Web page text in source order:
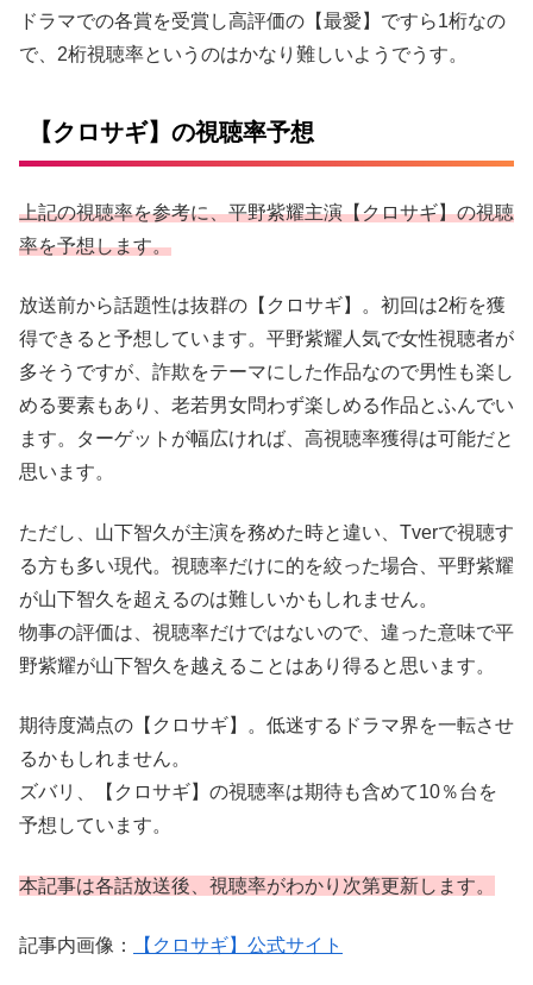
ドラマでの各賞を受賞し高評価の【最愛】ですら1桁なの
で、2桁視聴率というのはかなり難しいようでうす。
【クロサギ】の視聴率予想
上記の視聴率を参考に、平野紫耀主演【クロサギ】の視聴
率を予想します。
放送前から話題性は抜群の【クロサギ】。初回は2桁を獲
得できると予想しています。平野紫耀人気で女性視聴者が
多そうですが、詐欺をテーマにした作品なので男性も楽し
める要素もあり、老若男女問わず楽しめる作品とふんでい
ます。ターゲットが幅広ければ、高視聴率獲得は可能だと
思います。
ただし、山下智久が主演を務めた時と違い、Tverで視聴す
る方も多い現代。視聴率だけに的を絞った場合、平野紫耀
が山下智久を超えるのは難しいかもしれません。
物事の評価は、視聴率だけではないので、違った意味で平
野紫耀が山下智久を越えることはあり得ると思います。
期待度満点の【クロサギ】。低迷するドラマ界を一転させ
るかもしれません。
ズバリ、【クロサギ】の視聴率は期待も含めて10％台を
予想しています。
本記事は各話放送後、視聴率がわかり次第更新します。
記事内画像： 【クロサギ】公式サイト